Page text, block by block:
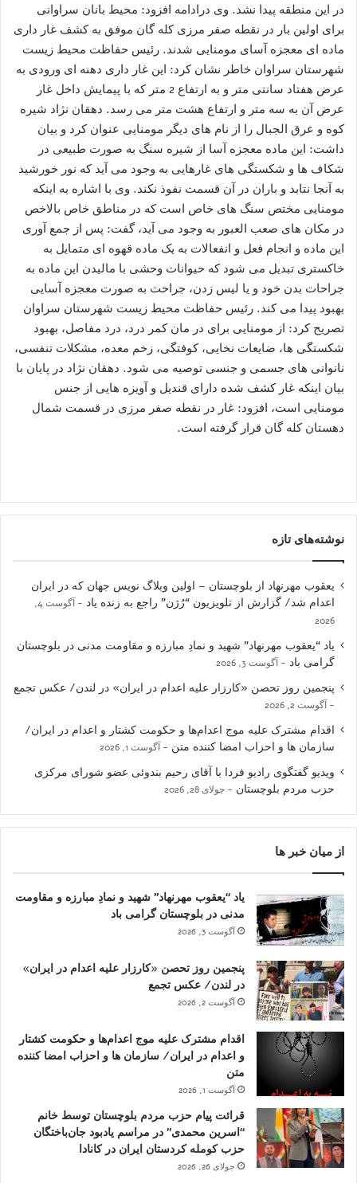
در این منطقه پیدا نشد. وی درادامه افزود: محیط بانان سراوانی
برای اولین بار در نقطه صفر مرزی کله گان موفق به کشف غار داری
ماده ای معجزه آسای مومنایی شدند. رئیس حفاظت محیط زیست
شهرستان سراوان خاطر نشان کرد: این غار داری دهنه ای ورودی به
عرض هفتاد سانتی متر و به ارتفاع 2 متر که با پیمایش داخل غار
عرض آن به سه متر و ارتفاع هشت متر می رسد. دهقان نژاد شیره
کوه و عرق الجبال را از نام های دیگر مومنایی عنوان کرد و بیان
داشت: این ماده معجزه آسا از شیره سنگ به صورت طبیعی در
شکاف ها و شکستگی های غارهایی به وجود می آید که نور خورشید
به آنجا نتابد و باران در آن قسمت نفوذ نکند. وی با اشاره به اینکه
مومنایی مختص سنگ های خاص است که در مناطق خاص بالاخص
در مکان های صعب العبور به وجود می آید، گفت: پس از جمع آوری
این ماده و انجام فعل و انفعالات به یک ماده قهوه ای متمایل به
خاکستری تبدیل می شود که حیوانات وحشی با مالیدن این ماده به
جراحات بدن خود و یا لیس زدن، جراحت به صورت معجزه آسایی
بهبود پیدا می کند. رئیس حفاظت محیط زیست شهرستان سراوان
تصریح کرد: از مومنایی برای در مان کمر درد، درد مفاصل، بهبود
شکستگی ها، ضایعات نخایی، کوفتگی، زخم معده، مشکلات تنفسی،
نانوانی های جسمی و جنسی توصیه می شود. دهقان نژاد در پایان با
بیان اینکه غار کشف شده دارای قندیل و آویزه هایی از جنس
مومنایی است، افزود: غار در نقطه صفر مرزی در قسمت شمال
دهستان کله گان قرار گرفته است.
نوشته‌های تازه
یعقوب مهرنهاد از بلوچستان – اولین وبلاگ نویس جهان که در ایران
اعدام شد/ گزارش از تلویزیون “رُژن” راجع به زنده یاد
آگوست 4,
2026
یاد “یعقوب مهرنهاد” شهید و نمادِ مبارزه و مقاومت مدنی در بلوچستان
گرامی باد
آگوست 3, 2026
پنجمین روز تحصن «کارزار علیه اعدام در ایران» در لندن/ عکس تجمع
آگوست 2, 2026
اقدام مشترک علیه موج اعدام‌ها و حکومت کشتار و اعدام در ایران/
سازمان ها و احزاب امضا کننده متن
آگوست 1, 2026
ویدیو گفتگوی رادیو فردا با آقای رحیم بندوئی عضو شورای مرکزی
حزب مردم بلوچستان
جولای 28, 2026
از میان خبر ها
یاد “یعقوب مهرنهاد” شهید و نمادِ مبارزه و مقاومت
مدنی در بلوچستان گرامی باد
آگوست 3, 2026
پنجمین روز تحصن «کارزار علیه اعدام در ایران»
در لندن/ عکس تجمع
آگوست 2, 2026
اقدام مشترک علیه موج اعدام‌ها و حکومت کشتار
و اعدام در ایران/ سازمان ها و احزاب امضا کننده
متن
آگوست 1, 2026
قرائت پیام حزب مردم بلوچستان توسط خانم
“اسرین محمدی” در مراسم یادبود جان‌باختگان
حزب کومله کردستان ایران در کانادا
جولای 26, 2026